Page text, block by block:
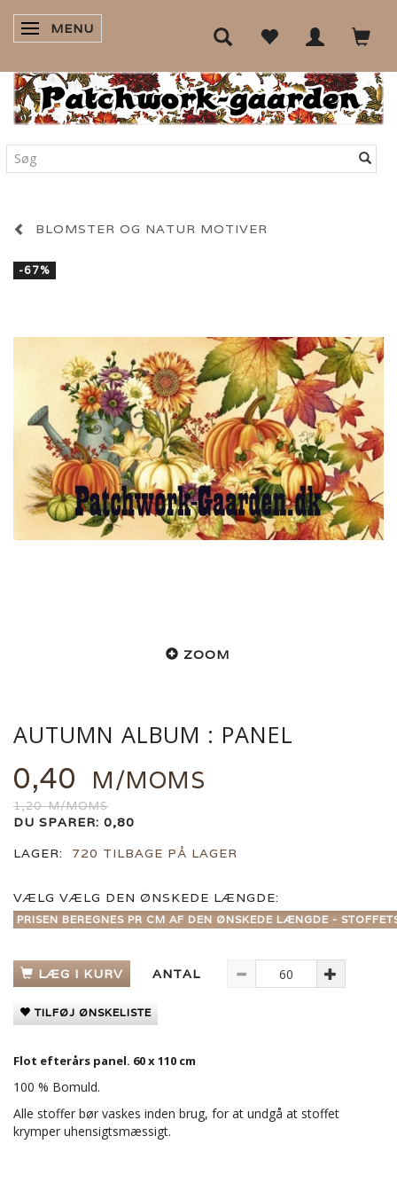
SKIFTE NAVIGATION
MENU
BLOMSTER OG NATUR MOTIVER
-67%
ZOOM
AUTUMN ALBUM : PANEL
0,40 M/MOMS
1,20M/MOMS
DU SPARER: 0,80
LAGER:
720 TILBAGE PÅ LAGER
VÆLG VÆLG DEN ØNSKEDE LÆNGDE:
PRISEN BEREGNES PR CM AF DEN ØNSKEDE LÆNGDE -
LÆG I KURV ANTAL
TILFØJ ØNSKELISTE
Flot efterårs panel. 60 x 110 cm
100 % Bomuld.
Alle stoffer bør vaskes inden brug, for at undgå at stoffet
krymper uhensigtsmæssigt.